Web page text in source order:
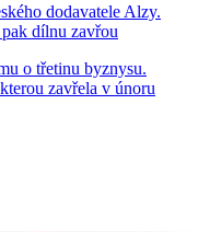
dodavatele Alzy.
dílnu zavřou
o třetinu byznysu.
zavřela v únoru